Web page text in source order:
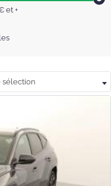
et +
sélection